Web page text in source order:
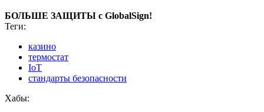
БОЛЬШЕ ЗАЩИТЫ c GlobalSign!
Теги:
казино
термостат
IoT
стандарты безопасности
Хабы: